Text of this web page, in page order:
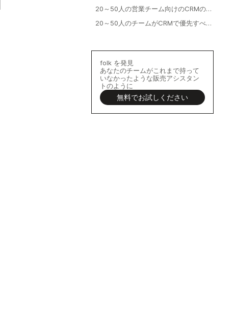
20～50人の営業チーム向けのCRMの費
用はいくらですか？
20～50人のチームがCRMで優先すべき
folk を発見
あなたのチームがこれまで持って
いなかったような販売アシスタン
トのように
無料でお試しください